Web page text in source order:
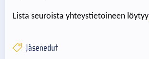
Lista seuroista yhteystietoineen löytyy
Jäsenedut